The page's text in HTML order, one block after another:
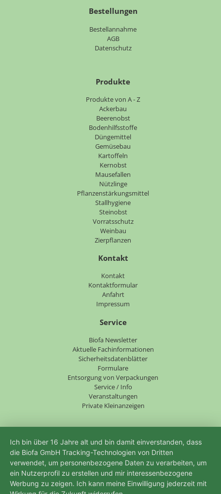
Bestellungen
Bestellannahme
AGB
Datenschutz
Produkte
Produkte von A - Z
Ackerbau
Beerenobst
Bodenhilfsstoffe
Düngemittel
Gemüsebau
Kartoffeln
Kernobst
Mausefallen
Nützlinge
Pflanzenstärkungsmittel
Stallhygiene
Steinobst
Vorratsschutz
Weinbau
Zierpflanzen
Kontakt
Kontakt
Kontaktformular
Anfahrt
Impressum
Service
Biofa Newsletter
Aktuelle Fachinformationen
Sicherheitsdatenblätter
Formulare
Entsorgung von Verpackungen
Service / Info
Veranstaltungen
Private Kleinanzeigen
Ich bin über 16 Jahre alt und bin damit einverstanden, dass
die Biofa GmbH Tracking-Technologien von Dritten
verwendet, um personenbezogene Daten zu verarbeiten, um
ein Nutzerprofil zu erstellen und mir interessenbezogene
Werbung zu zeigen. Ich kann meine Einwilligung jederzeit mit